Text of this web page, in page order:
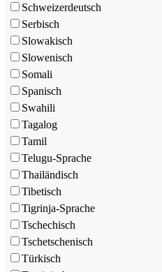
Schweizerdeutsch
Serbisch
Slowakisch
Slowenisch
Somali
Spanisch
Swahili
Tagalog
Tamil
Telugu-Sprache
Thailändisch
Tibetisch
Tigrinja-Sprache
Tschechisch
Tschetschenisch
Türkisch